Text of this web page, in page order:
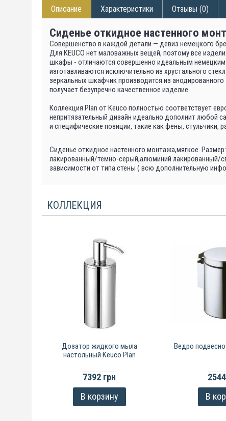
Описание Характеристики Отзывы (0)
Сиденье откидное настенного
Совершенство в каждой детали — девиз немецкого
Для KEUCO нет маловажных вещей, поэтому все
шкафы - отличаются совершенно идеальным немецким
изготавливаются исключительно из хрустального
зеркальных шкафчик производится из
получает безупречно качественное изделие.
Коллекция Plan от Keuco полностью соответствует
непритязательный дизайн идеально дополнит любой
и специфические позиции, такие как фены, стульчики,
Сиденье откидное настенного монтажа,мягкое.
лакированный/темно-серый,алюминий лакированный/
зависимости от типа стены ( всю дополнительную
КОЛЛЕКЦИЯ
Дозатор жидкого мыла
настольный Keuco Plan
7392 грн
В корзину
Ведро
В